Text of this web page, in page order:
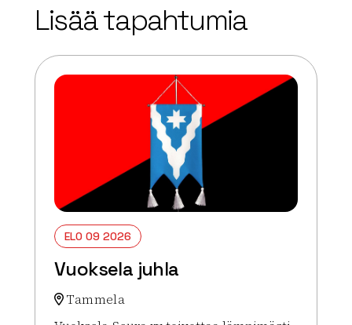
Lisää tapahtumia
ELO 09 2026
Vuoksela juhla
Tammela